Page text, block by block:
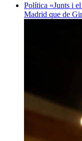
Política «Junts i
Madrid que de